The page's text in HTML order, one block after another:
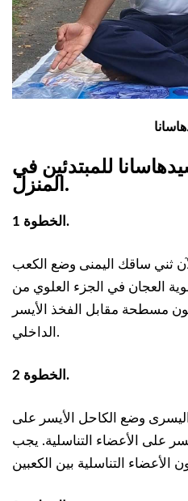
للمبتدئين في
المنزل.
الخطوة 1.
ثني ساقك اليمنى وضع الكعب
العجان في الجزء العلوي من
مسطحة مقابل الفخذ الأيسر
الداخلي.
الخطوة 2.
وضع الكاحل الأيسر على
على الأعضاء التناسلية. يجب